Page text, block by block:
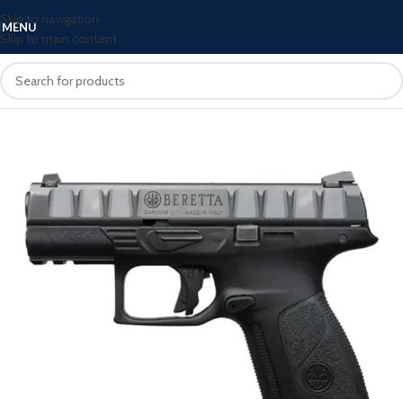
Skip to navigation
Skip to main content
MENU